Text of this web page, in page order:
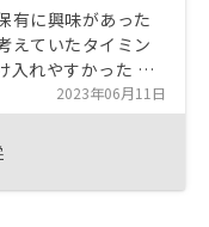
有に興味があった
えていたタイミン
入れやすかった ・
示してくれながら
には営業の方を信
ある程度信頼でき
態が分からない時
2023年06月11日